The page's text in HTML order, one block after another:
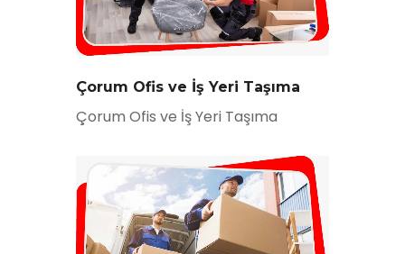
Çorum Ofis ve İş Yeri Taşıma
Çorum Ofis ve İş Yeri Taşıma